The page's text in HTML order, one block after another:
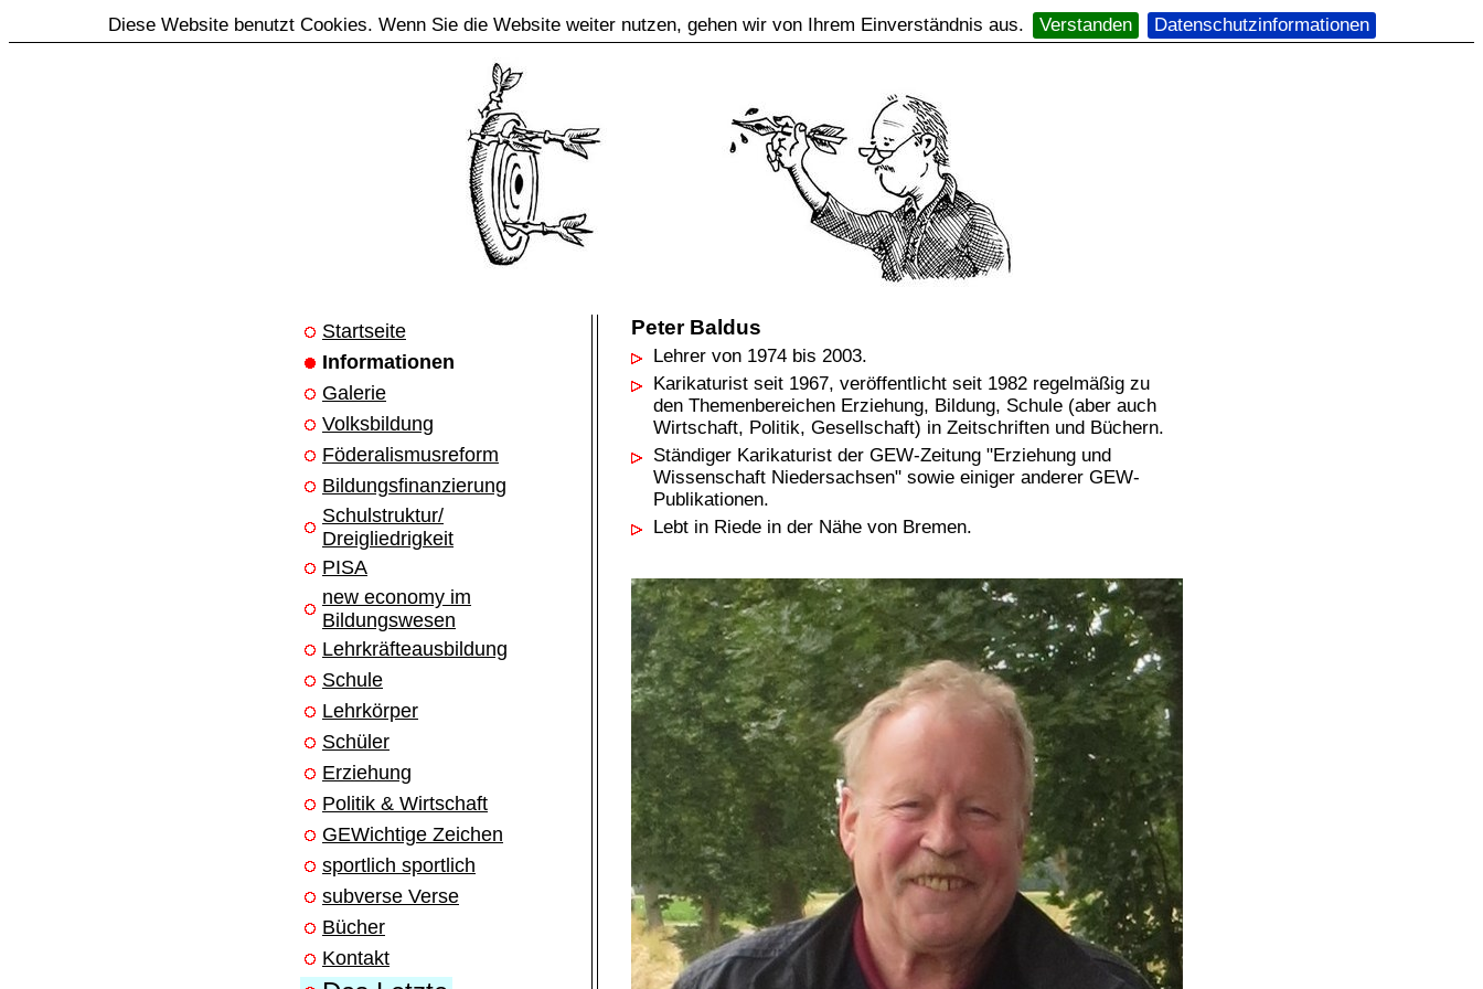
Diese Website benutzt Cookies. Wenn Sie die Website weiter nutzen, gehen wir von Ihrem Einverständnis aus. Verstanden Datenschutzinformationen
Startseite
Informationen
Galerie
Volksbildung
Föderalismusreform
Bildungsfinanzierung
Schulstruktur/
Dreigliedrigkeit
PISA
new economy im
Bildungswesen
Lehrkräfteausbildung
Schule
Lehrkörper
Schüler
Erziehung
Politik & Wirtschaft
GEWichtige Zeichen
sportlich sportlich
subverse Verse
Bücher
Kontakt
Peter Baldus
Lehrer von 1974 bis 2003.
Karikaturist seit 1967, veröffentlicht seit 1982 regelmäßig zu
den Themenbereichen Erziehung, Bildung, Schule (aber auch
Wirtschaft, Politik, Gesellschaft) in Zeitschriften und Büchern.
Ständiger Karikaturist der GEW-Zeitung "Erziehung und
Wissenschaft Niedersachsen" sowie einiger anderer GEW-
Publikationen.
Lebt in Riede in der Nähe von Bremen.